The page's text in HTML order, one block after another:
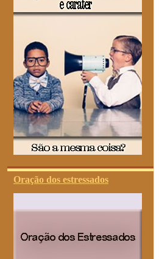
Oração dos estressados